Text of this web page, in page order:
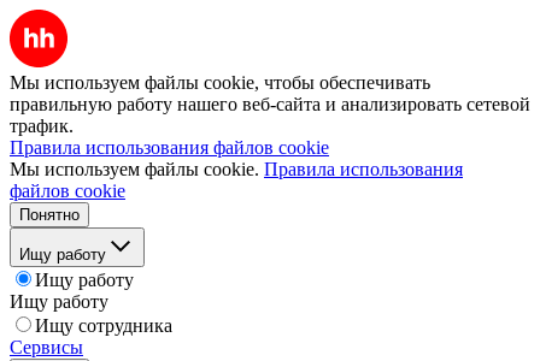
Мы используем файлы cookie, чтобы обеспечивать
правильную работу нашего веб-сайта и анализировать сетевой
трафик.
Правила использования файлов cookie
Мы используем файлы cookie. Правила использования
файлов cookie
Понятно
Ищу работу
Ищу работу
Ищу работу
Ищу сотрудника
Сервисы